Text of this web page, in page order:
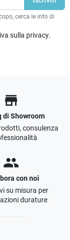
cerca le info di
sulla privacy.
store
di Showroom
consulenza
people
con noi
su misura per
durature